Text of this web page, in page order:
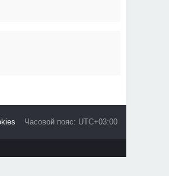
Часовой пояс: UTC+03:00